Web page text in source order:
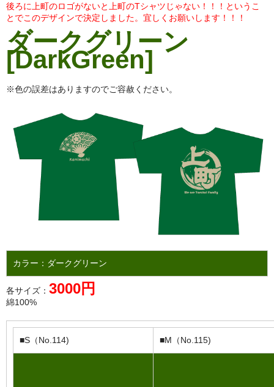
後ろに上町のロゴがないと上町のTシャツじゃない！！！というこ
とでこのデザインで決定しました。宜しくお願いします！！！
ダークグリーン
[DarkGreen]
※色の誤差はありますのでご容赦ください。
カラー：ダークグリーン
各サイズ： 3000円
綿100%
■S（No.114) ■M（No.115)